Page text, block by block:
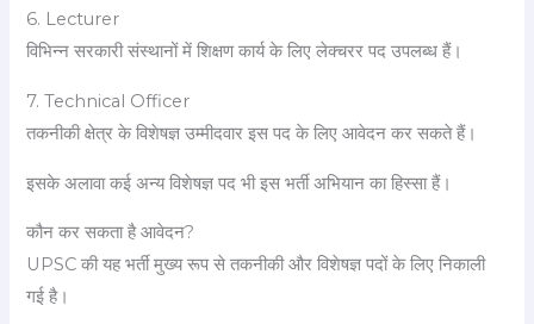
6. Lecturer
विभिन्न सरकारी संस्थानों में शिक्षण कार्य के लिए लेक्चरर पद उपलब्ध हैं।
7. Technical Officer
तकनीकी क्षेत्र के विशेषज्ञ उम्मीदवार इस पद के लिए आवेदन कर सकते हैं।
इसके अलावा कई अन्य विशेषज्ञ पद भी इस भर्ती अभियान का हिस्सा हैं।
कौन कर सकता है आवेदन?
UPSC की यह भर्ती मुख्य रूप से तकनीकी और विशेषज्ञ पदों के लिए निकाली
गई है।